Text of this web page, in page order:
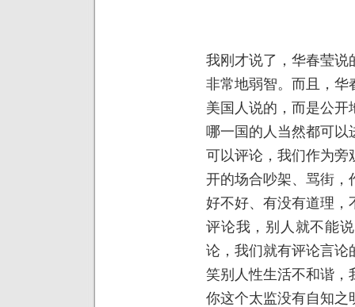
我刚才说了，华春莹说
非常地弱智。而且，华
美国人说的，而是公
哪一国的人当然都可以
可以评论，我们作为旁
开的场合吵架、骂街，
好不好、有没有道理，
评论我，别人就不能
论，我们就有评论言论
笑别人性生活不和谐，
你这个太监没有自知之